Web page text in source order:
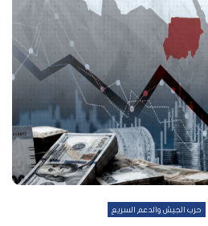
حرب الجيش والدعم السريع